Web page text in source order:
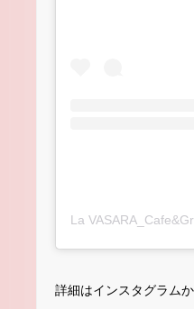
詳細はインスタグラム